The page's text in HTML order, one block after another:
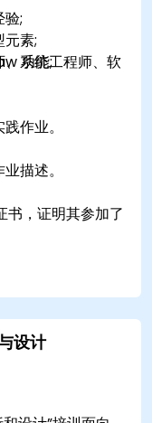
;
素;
功能;
系统工程师、软
作业。
描述。
，证明其参加了
设计